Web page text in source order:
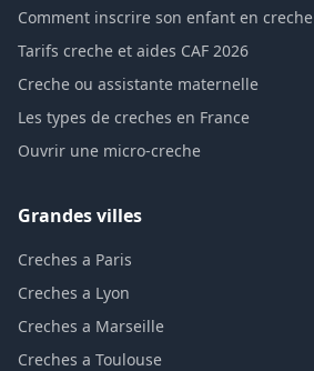
Comment inscrire son enfant en creche
Tarifs creche et aides CAF 2026
Creche ou assistante maternelle
Les types de creches en France
Ouvrir une micro-creche
Grandes villes
Creches a Paris
Creches a Lyon
Creches a Marseille
Creches a Toulouse